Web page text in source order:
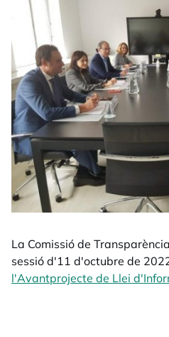
La Comissió de
sessió d'11 d'octubre de
l'Avantprojecte de Llei